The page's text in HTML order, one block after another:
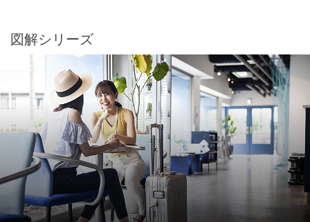
図解シリーズ